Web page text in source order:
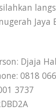
Jaya
Djaja
0818
3737